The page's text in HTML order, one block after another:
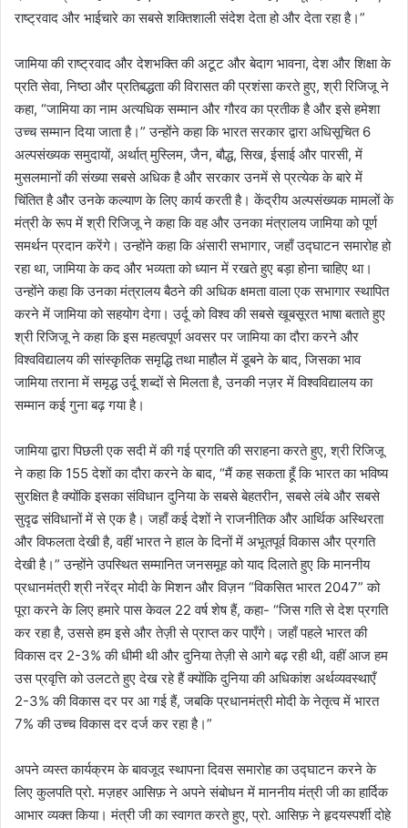
राष्ट्रवाद और भाईचारे का सबसे शक्तिशाली संदेश देता हो और देता रहा है।”
जामिया की राष्ट्रवाद और देशभक्ति की अटूट और बेदाग भावना, देश और शिक्षा के
प्रति सेवा, निष्ठा और प्रतिबद्धता की विरासत की प्रशंसा करते हुए, श्री रिजिजू ने
कहा, “जामिया का नाम अत्यधिक सम्मान और गौरव का प्रतीक है और इसे हमेशा
उच्च सम्मान दिया जाता है।” उन्होंने कहा कि भारत सरकार द्वारा अधिसूचित 6
अल्पसंख्यक समुदायों, अर्थात् मुस्लिम, जैन, बौद्ध, सिख, ईसाई और पारसी, में
मुसलमानों की संख्या सबसे अधिक है और सरकार उनमें से प्रत्येक के बारे में
चिंतित है और उनके कल्याण के लिए कार्य करती है। केंद्रीय अल्पसंख्यक मामलों के
मंत्री के रूप में श्री रिजिजू ने कहा कि वह और उनका मंत्रालय जामिया को पूर्ण
समर्थन प्रदान करेंगे। उन्होंने कहा कि अंसारी सभागार, जहाँ उद्घाटन समारोह हो
रहा था, जामिया के कद और भव्यता को ध्यान में रखते हुए बड़ा होना चाहिए था।
उन्होंने कहा कि उनका मंत्रालय बैठने की अधिक क्षमता वाला एक सभागार स्थापित
करने में जामिया को सहयोग देगा। उर्दू को विश्व की सबसे खूबसूरत भाषा बताते हुए
श्री रिजिजू ने कहा कि इस महत्वपूर्ण अवसर पर जामिया का दौरा करने और
विश्वविद्यालय की सांस्कृतिक समृद्धि तथा माहौल में डूबने के बाद, जिसका भाव
जामिया तराना में समृद्ध उर्दू शब्दों से मिलता है, उनकी नज़र में विश्वविद्यालय का
सम्मान कई गुना बढ़ गया है।
जामिया द्वारा पिछली एक सदी में की गई प्रगति की सराहना करते हुए, श्री रिजिजू
ने कहा कि 155 देशों का दौरा करने के बाद, “मैं कह सकता हूँ कि भारत का भविष्य
सुरक्षित है क्योंकि इसका संविधान दुनिया के सबसे बेहतरीन, सबसे लंबे और सबसे
सुदृढ संविधानों में से एक है। जहाँ कई देशों ने राजनीतिक और आर्थिक अस्थिरता
और विफलता देखी है, वहीं भारत ने हाल के दिनों में अभूतपूर्व विकास और प्रगति
देखी है।” उन्होंने उपस्थित सम्मानित जनसमूह को याद दिलाते हुए कि माननीय
प्रधानमंत्री श्री नरेंद्र मोदी के मिशन और विज़न “विकसित भारत 2047” को
पूरा करने के लिए हमारे पास केवल 22 वर्ष शेष हैं, कहा- “जिस गति से देश प्रगति
कर रहा है, उससे हम इसे और तेज़ी से प्राप्त कर पाएँगे। जहाँ पहले भारत की
विकास दर 2-3% की धीमी थी और दुनिया तेज़ी से आगे बढ़ रही थी, वहीं आज हम
उस प्रवृत्ति को उलटते हुए देख रहे हैं क्योंकि दुनिया की अधिकांश अर्थव्यवस्थाएँ
2-3% की विकास दर पर आ गई हैं, जबकि प्रधानमंत्री मोदी के नेतृत्व में भारत
7% की उच्च विकास दर दर्ज कर रहा है।”
अपने व्यस्त कार्यक्रम के बावजूद स्थापना दिवस समारोह का उद्घाटन करने के
लिए कुलपति प्रो. मज़हर आसिफ़ ने अपने संबोधन में माननीय मंत्री जी का हार्दिक
आभार व्यक्त किया। मंत्री जी का स्वागत करते हुए, प्रो. आसिफ़ ने हृदयस्पर्शी दोहे